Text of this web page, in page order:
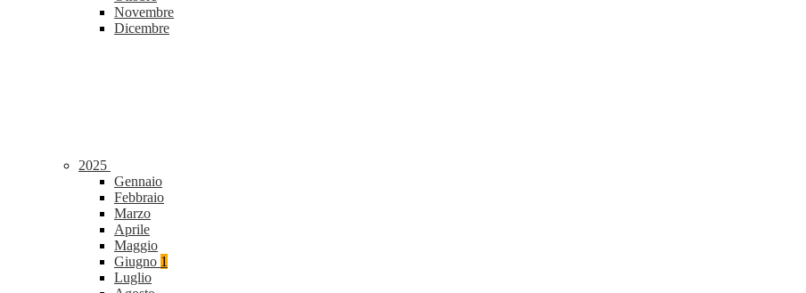
Novembre
Dicembre
2025
Gennaio
Febbraio
Marzo
Aprile
Maggio
Giugno 1
Luglio